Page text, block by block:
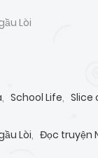
Lòi
, School Life, Slice
Lòi, Đọc truyện